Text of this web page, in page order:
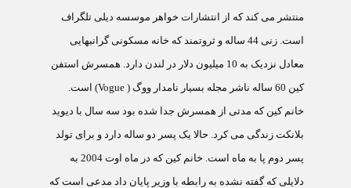
منتشر می کند که از انتشارات خواهر موسسه ديلی تلگراف
است. زنی 44 ساله و ثروتمند که خانه مسکونی گرانبهايی
معادل نزديک به 10 ميليون دلار در لندن دارد. همسرش استفن
کين 60 ساله ناشر مجله بسيار نامدار ووگ (
Vogue) است.
خانم کين که مدتی از همسرش جدا شده بود سه سال با ديويد
بلانکت زندگی می کرد. حالا يک پسر دو ساله دارد و برای تولد
پسر دوم پا به ماه است. خانم کين که در ماه اوت 2004 به
دلايلی که گفته نشده به رابطه با وزير پايان داد مدعی است که